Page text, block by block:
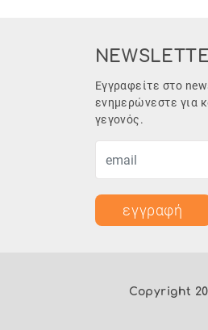
Εγγραφείτε στο
ενημερώνεστε για
γεγονός.
εγγραφή
Copyright